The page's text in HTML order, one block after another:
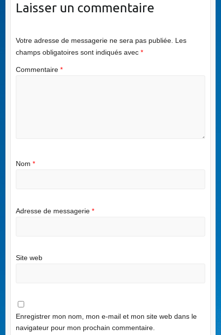
Laisser un commentaire
Votre adresse de messagerie ne sera pas publiée. Les
champs obligatoires sont indiqués avec *
Commentaire *
Nom *
Adresse de messagerie *
Site web
Enregistrer mon nom, mon e-mail et mon site web dans le
navigateur pour mon prochain commentaire.